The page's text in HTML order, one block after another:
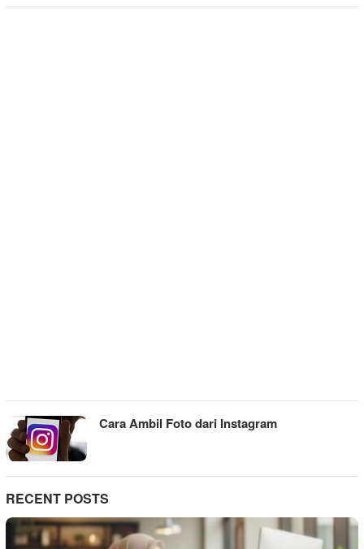
Cara Ambil Foto dari Instagram
RECENT POSTS